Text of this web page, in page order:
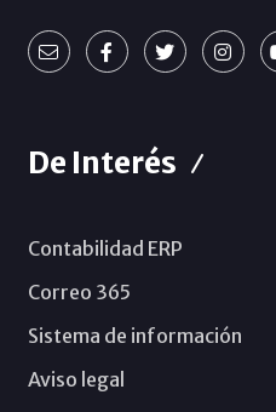
De Interés
Contabilidad ERP
Correo 365
Sistema de información
Aviso legal